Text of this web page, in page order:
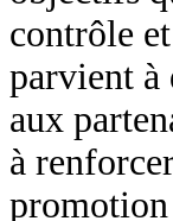
contrôle
parvient à
aux
à
promotion